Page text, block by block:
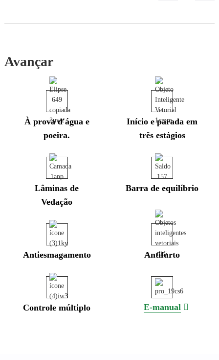
Avançar
À prova d'água e
poeira.
Início e parada em
três estágios
Lâminas de
Vedação
Barra de equilíbrio
Antiesmagamento Antifurto
Controle múltiplo E-manual